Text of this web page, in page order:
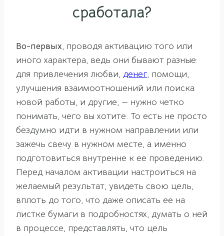
сработала?
Во-первых, проводя активацию того или
иного характера, ведь они бывают разные:
для привлечения любви, денег, помощи,
улучшения взаимоотношений или поиска
новой работы, и другие, — нужно четко
понимать, чего вы хотите. То есть не просто
бездумно идти в нужном направлении или
зажечь свечу в нужном месте, а именно
подготовиться внутренне к ее проведению.
Перед началом активации настроиться на
желаемый результат, увидеть свою цель,
вплоть до того, что даже описать ее на
листке бумаги в подробностях, думать о ней
в процессе, представлять, что цель